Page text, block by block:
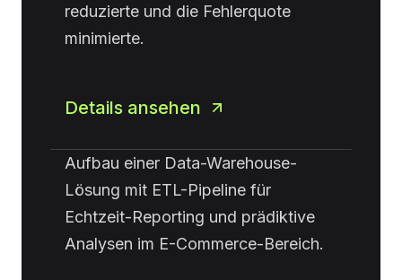
reduzierte und die Fehlerquote
minimierte.
Details ansehen
Aufbau einer Data-Warehouse-
Lösung mit ETL-Pipeline für
Echtzeit-Reporting und prädiktive
Analysen im E-Commerce-Bereich.